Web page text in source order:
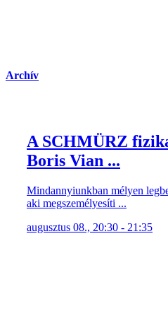
Archív
A SCHMÜRZ
Boris Vian ...
Mindannyiunkban mélyen
aki megszemélyesíti ...
augusztus 08., 20:30 - 21:35